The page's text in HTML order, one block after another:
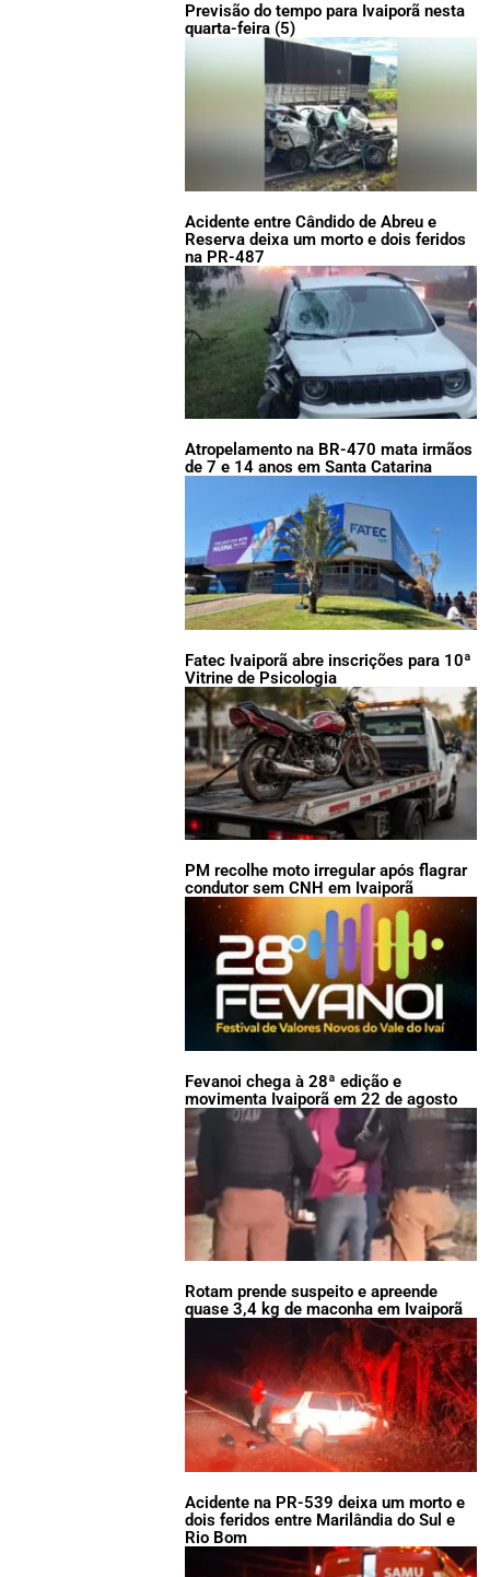
Previsão do tempo para Ivaiporã nesta
quarta-feira (5)
Acidente entre Cândido de Abreu e
Reserva deixa um morto e dois feridos
na PR-487
Atropelamento na BR-470 mata irmãos
de 7 e 14 anos em Santa Catarina
Fatec Ivaiporã abre inscrições para 10ª
Vitrine de Psicologia
PM recolhe moto irregular após flagrar
condutor sem CNH em Ivaiporã
Fevanoi chega à 28ª edição e
movimenta Ivaiporã em 22 de agosto
Rotam prende suspeito e apreende
quase 3,4 kg de maconha em Ivaiporã
Acidente na PR-539 deixa um morto e
dois feridos entre Marilândia do Sul e
Rio Bom